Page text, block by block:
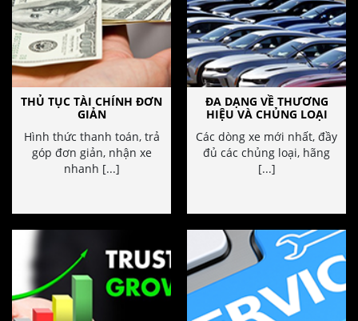
THỦ TỤC TÀI CHÍNH ĐƠN
GIẢN
Hình thức thanh toán, trả
góp đơn giản, nhận xe
nhanh [...]
ĐA DẠNG VỀ THƯƠNG
HIỆU VÀ CHỦNG LOẠI
Các dòng xe mới nhất, đầy
đủ các chủng loại, hãng
[...]